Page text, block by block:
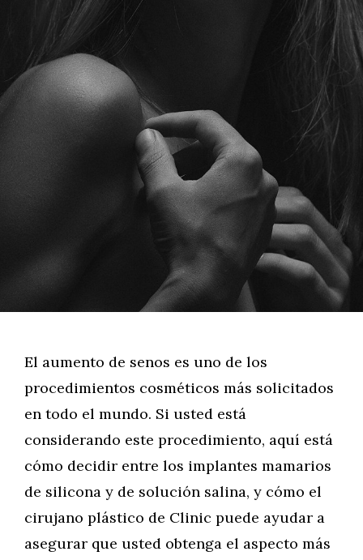
El aumento de senos es uno de los
procedimientos cosméticos más solicitados
en todo el mundo. Si usted está
considerando este procedimiento, aquí está
cómo decidir entre los implantes mamarios
de silicona y de solución salina, y cómo el
cirujano plástico de Clinic puede ayudar a
asegurar que usted obtenga el aspecto más